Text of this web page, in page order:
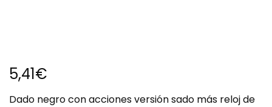
5,41€
Dado negro con acciones versión sado más reloj de